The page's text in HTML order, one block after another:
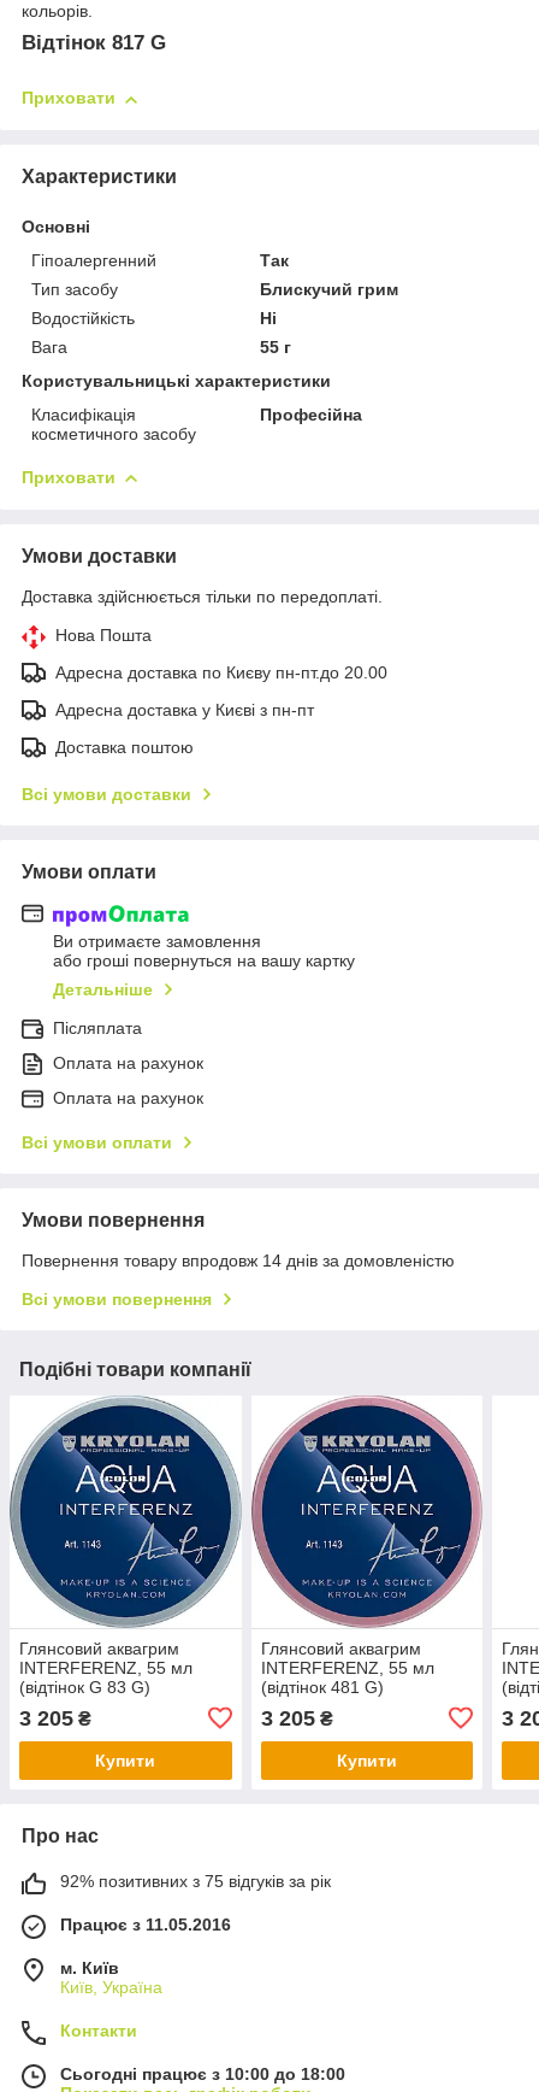
кольорів.
Відтінок 817 G
Приховати
Характеристики
Основні
Гіпоалергенний
Так
Тип засобу
Блискучий грим
Водостійкість
Ні
Вага
55 г
Користувальницькі характеристики
Класифікація
косметичного засобу
Професійна
Приховати
Умови доставки
Доставка здійснюється тільки по передоплаті.
Нова Пошта
Адресна доставка по Києву пн-пт.до 20.00
Адресна доставка у Києві з пн-пт
Доставка поштою
Всі умови доставки
Умови оплати
Ви отримаєте замовлення
або гроші повернуться на вашу картку
Детальніше
Післяплата
Оплата на рахунок
Оплата на рахунок
Всі умови оплати
Умови повернення
Повернення товару впродовж 14 днів за домовленістю
Всі умови повернення
Подібні товари компанії
Глянсовий аквагрим
INTERFERENZ, 55 мл
(відтінок G 83 G)
3 205 ₴
Купити
Глянсовий аквагрим
INTERFERENZ, 55 мл
(відтінок 481 G)
3 205₴
Купити
3
Про нас
92% позитивних з 75 відгуків за рік
Працює з 11.05.2016
м. Київ
Київ, Україна
Контакти
Сьогодні працює з 10:00 до 18:00